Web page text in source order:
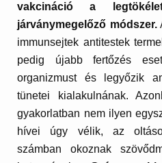
vakcináció a
járványmegelőző módszer.
immunsejtek antitestek
pedig újabb fertőzés
organizmust és legyőzik
tünetei kialakulnának.
gyakorlatban nem ilyen
hívei úgy vélik, az
számban okoznak